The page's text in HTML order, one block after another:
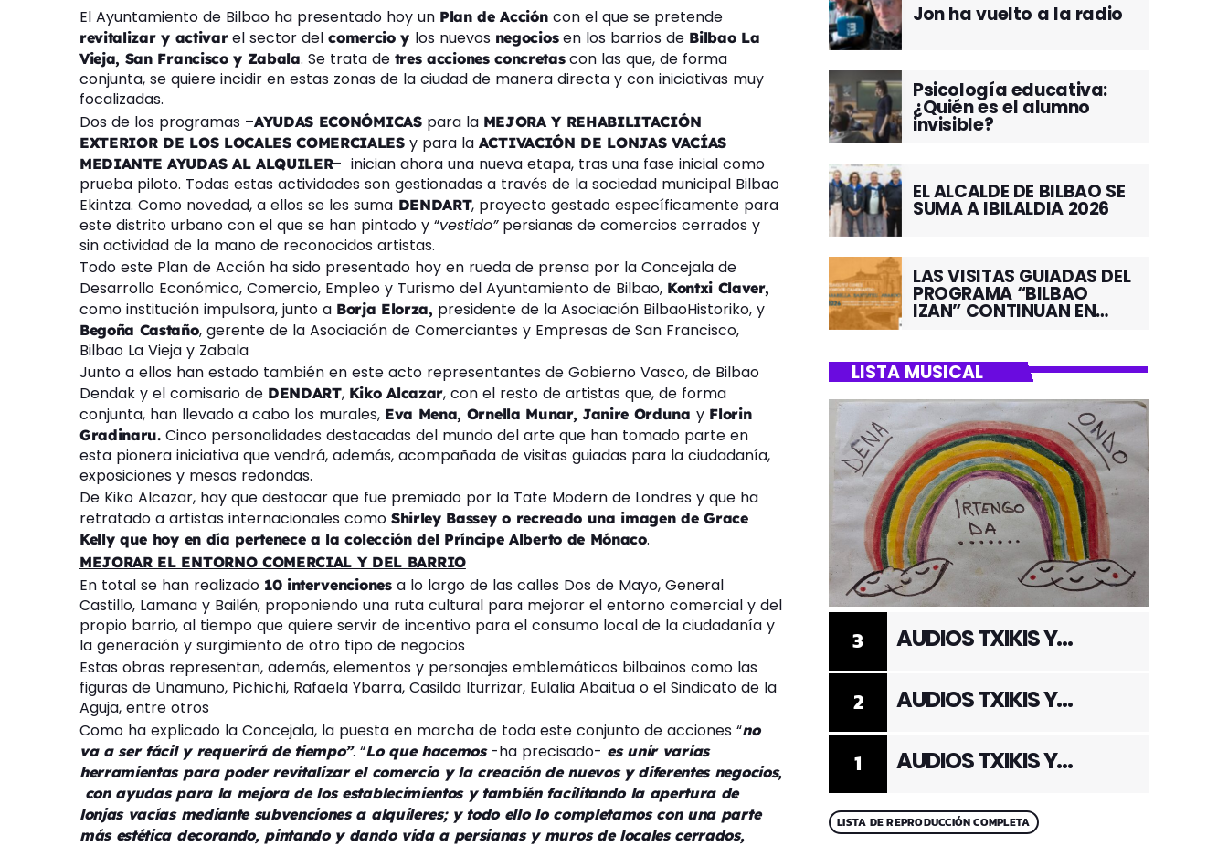
El Ayuntamiento de Bilbao ha presentado hoy un Plan de Accióncon el que se pretende
revitalizar y activarel sector delcomercio y los nuevos negociosen los barrios de Bilbao La
Vieja, San Francisco y Zabala. Se trata de tres acciones concretascon las que, de forma
conjunta, se quiere incidir en estas zonas de la ciudad de manera directa y con iniciativas muy
focalizadas.
Dos de los programas –AYUDAS ECONÓMICASpara la MEJORA Y REHABILITACIÓN
EXTERIOR DE LOS LOCALES COMERCIALESy para la ACTIVACIÓN DE LONJAS VACÍAS
MEDIANTE AYUDAS AL ALQUILER– inician ahora una nueva etapa, tras una fase inicial como
prueba piloto. Todas estas actividades son gestionadas a través de la sociedad municipal Bilbao
Ekintza. Como novedad, a ellos se les suma DENDART, proyecto gestado específicamente para
este distrito urbano con el que se han pintado y “vestido”persianas de comercios cerrados y
sin actividad de la mano de reconocidos artistas.
Todo este Plan de Acción ha sido presentado hoy en rueda de prensa por la Concejala de
Desarrollo Económico, Comercio, Empleo y Turismo del Ayuntamiento de Bilbao, Kontxi Claver,
como institución impulsora, junto a Borja Elorza, presidente de la Asociación BilbaoHistoriko, y
Begoña Castaño, gerente de la Asociación de Comerciantes y Empresas de San Francisco,
Bilbao La Vieja y Zabala
Junto a ellos han estado también en este acto representantes de Gobierno Vasco, de Bilbao
Dendak y el comisario de DENDART, Kiko Alcazar, con el resto de artistas que, de forma
conjunta, han llevado a cabo los murales, Eva Mena, Ornella Munar,Janire Orduna yFlorin
Gradinaru.Cinco personalidades destacadas del mundo del arte que han tomado parte en
esta pionera iniciativa que vendrá, además, acompañada de visitas guiadas para la ciudadanía,
exposiciones y mesas redondas.
De Kiko Alcazar, hay que destacar que fue premiado por la Tate Modern de Londres y que ha
retratado a artistas internacionales como Shirley Bassey o recreado una imagen de Grace
Kelly que hoy en día pertenece a la colección del Príncipe Alberto de Mónaco.
MEJORAR EL ENTORNO COMERCIAL Y DEL BARRIO
En total se han realizado 10 intervencionesa lo largo de las calles Dos de Mayo, General
Castillo, Lamana y Bailén, proponiendo una ruta cultural para mejorar el entorno comercial y del
propio barrio, al tiempo que quiere servir de incentivo para el consumo local de la ciudadanía y
la generación y surgimiento de otro tipo de negocios
Estas obras representan, además, elementos y personajes emblemáticos bilbainos como las
figuras de Unamuno, Pichichi, Rafaela Ybarra, Casilda Iturrizar, Eulalia Abaitua o el Sindicato de la
Aguja, entre otros
Como ha explicado la Concejala, la puesta en marcha de toda este conjunto de acciones “no
va a ser fácil y requerirá de tiempo”. “Lo que hacemos -ha precisado- es unir varias
herramientas para poder revitalizar el comercio y la creación de nuevos y diferentes negocios,
con ayudas para la mejora de los establecimientos y también facilitando la apertura de
lonjas vacías mediante subvenciones a alquileres; y todo ello lo completamos con una parte
más estética decorando, pintando y dando vida a persianas y muros de locales cerrados,
Jon ha vuelto a la radio
Psicología educativa:
¿Quién es el alumno
invisible?
EL ALCALDE DE BILBAO SE
SUMA A IBILALDIA 2026
LAS VISITAS GUIADAS DEL
PROGRAMA “BILBAO
IZAN” CONTINUAN EN
LISTA MUSICAL
1 AUDIOS TXIKIS Y
2 AUDIOS TXIKIS Y
3 AUDIOS TXIKIS Y
LISTA DE REPRODUCCIÓN COMPLETA